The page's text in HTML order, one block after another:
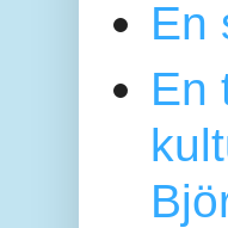
En
En